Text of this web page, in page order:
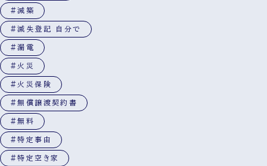
#減築
#滅失登記 自分で
#漏電
#火災
#火災保険
#無償譲渡契約書
#無料
#特定事由
#特定空き家